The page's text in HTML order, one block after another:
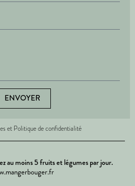
ENVOYER
et Politique de confidentialité
au moins 5 fruits et légumes par jour.